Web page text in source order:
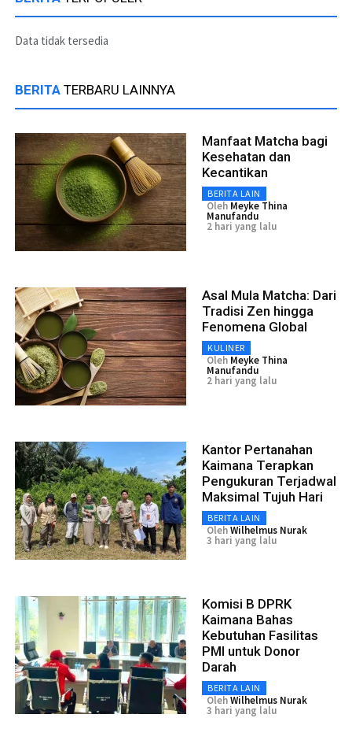
Data tidak tersedia
BERITA TERBARU LAINNYA
Manfaat Matcha bagi
Kesehatan dan
Kecantikan
BERITA LAIN
Oleh Meyke Thina
Manufandu
2 hari yang lalu
Asal Mula Matcha: Dari
Tradisi Zen hingga
Fenomena Global
KULINER
Oleh Meyke Thina
Manufandu
2 hari yang lalu
Kantor Pertanahan
Kaimana Terapkan
Pengukuran Terjadwal
Maksimal Tujuh Hari
BERITA LAIN
OlehWilhelmus Nurak
3 hari yang lalu
Komisi B DPRK
Kaimana Bahas
Kebutuhan Fasilitas
PMI untuk Donor
Darah
BERITA LAIN
OlehWilhelmus Nurak
3 hari yang lalu